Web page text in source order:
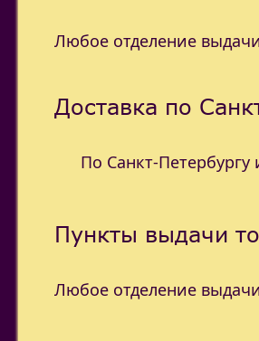
Любое отделение
Доставка по
По Санкт-Петербургу
Пункты выдачи
Любое отделение